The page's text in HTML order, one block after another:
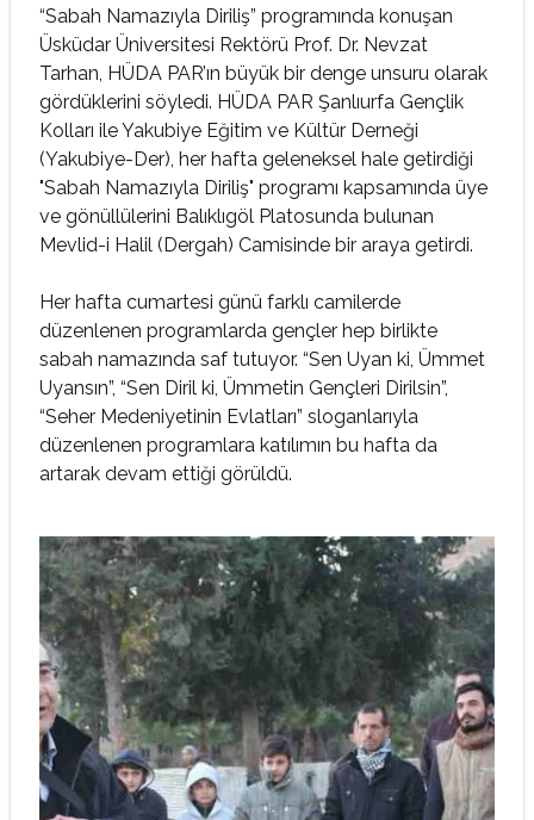
“Sabah Namazıyla Diriliş” programında konuşan
Üsküdar Üniversitesi Rektörü Prof. Dr. Nevzat
Tarhan, HÜDA PAR’ın büyük bir denge unsuru olarak
gördüklerini söyledi. HÜDA PAR Şanlıurfa Gençlik
Kolları ile Yakubiye Eğitim ve Kültür Derneği
(Yakubiye-Der), her hafta geleneksel hale getirdiği
"Sabah Namazıyla Diriliş" programı kapsamında üye
ve gönüllülerini Balıklıgöl Platosunda bulunan
Mevlid-i Halil (Dergah) Camisinde bir araya getirdi.
Her hafta cumartesi günü farklı camilerde
düzenlenen programlarda gençler hep birlikte
sabah namazında saf tutuyor. “Sen Uyan ki, Ümmet
Uyansın”, “Sen Diril ki, Ümmetin Gençleri Dirilsin”,
“Seher Medeniyetinin Evlatları” sloganlarıyla
düzenlenen programlara katılımın bu hafta da
artarak devam ettiği görüldü.